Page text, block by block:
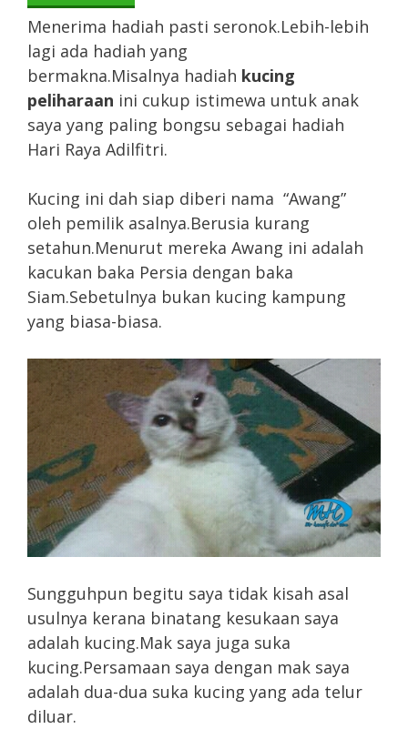
Menerima hadiah pasti seronok.Lebih-lebih
lagi ada hadiah yang
bermakna.Misalnya hadiah kucing
peliharaan ini cukup istimewa untuk anak
saya yang paling bongsu sebagai hadiah
Hari Raya Adilfitri.
Kucing ini dah siap diberi nama “Awang”
oleh pemilik asalnya.Berusia kurang
setahun.Menurut mereka Awang ini adalah
kacukan baka Persia dengan baka
Siam.Sebetulnya bukan kucing kampung
yang biasa-biasa.
Sungguhpun begitu saya tidak kisah asal
usulnya kerana binatang kesukaan saya
adalah kucing.Mak saya juga suka
kucing.Persamaan saya dengan mak saya
adalah dua-dua suka kucing yang ada telur
diluar.